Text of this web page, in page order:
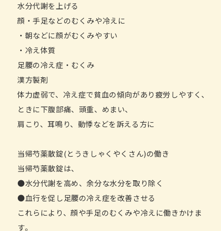
水分代謝を上げる
顔・手足などのむくみや冷えに
・朝などに顔がむくみやすい
・冷え体質
足腰の冷え症・むくみ
漢方製剤
体力虚弱で、冷え症で貧血の傾向があり疲労しやすく、
ときに下腹部痛、頭重、めまい、
肩こり、耳鳴り、動悸などを訴える方に
当帰芍薬散錠(とうきしゃくやくさん)の働き
当帰芍薬散錠は、
●水分代謝を高め、余分な水分を取り除く
●血行を促し足腰の冷え症を改善させる
これらにより、顔や手足のむくみや冷えに働きかけま
す。